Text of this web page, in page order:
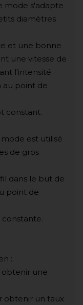
mode s'adapte
diamètres
et une bonne
une vitesse de
l'intensité
au point de
constant.
mode est utilisé
de gros
dans le but de
point de
:
obtenir une
obtenir un taux